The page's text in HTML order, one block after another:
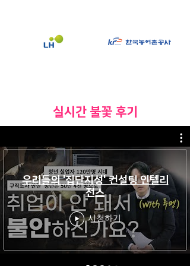
​실시간 불꽃 후기
우리들의 '집단지성' 컨설팅 인텔리
전스
시청하기